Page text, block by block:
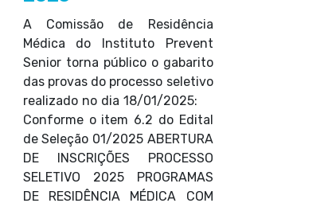
A Comissão de Residência
Médica do Instituto Prevent
Senior torna público o gabarito
das provas do processo seletivo
realizado no dia 18/01/2025:
Conforme o item 6.2 do Edital
de Seleção 01/2025 ABERTURA
DE INSCRIÇÕES PROCESSO
SELETIVO 2025 PROGRAMAS
DE RESIDÊNCIA MÉDICA COM